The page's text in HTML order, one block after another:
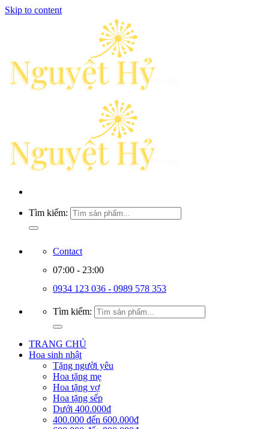
Skip to content
Tìm kiếm:
Contact
07:00 - 23:00
0934 123 036 - 0989 578 353
Tìm kiếm:
TRANG CHỦ
Hoa sinh nhật
Tặng người yêu
Hoa tặng mẹ
Hoa tặng vợ
Hoa tặng sếp
Dưới 400.000đ
400.000 đến 600.000đ